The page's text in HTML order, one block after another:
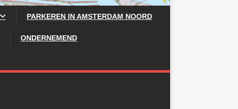
PARKEREN IN AMSTERDAM NOORD
ONDERNEMEND